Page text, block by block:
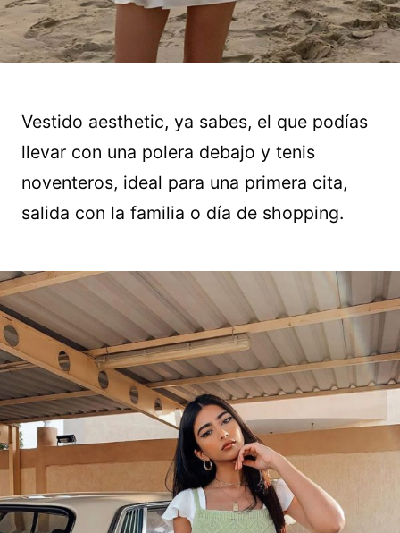
Vestido aesthetic, ya sabes, el que podías
llevar con una polera debajo y tenis
noventeros, ideal para una primera cita,
salida con la familia o día de shopping.